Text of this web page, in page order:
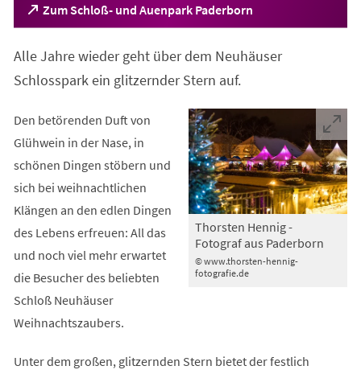
Zum Schloß- und Auenpark Paderborn
(Öffnet
in
neuen
Tab)
Alle Jahre wieder geht über dem Neuhäuser
Schlosspark ein glitzernder Stern auf.
© www.thorsten-hennig-
fotografie.de
Thorsten Hennig -
Fotograf aus Paderborn
Den betörenden Duft von
Glühwein in der Nase, in
schönen Dingen stöbern und
sich bei weihnachtlichen
Klängen an den edlen Dingen
des Lebens erfreuen: All das
und noch viel mehr erwartet
die Besucher des beliebten
Schloß Neuhäuser
Weihnachtszaubers.
Unter dem großen, glitzernden Stern bietet der festlich